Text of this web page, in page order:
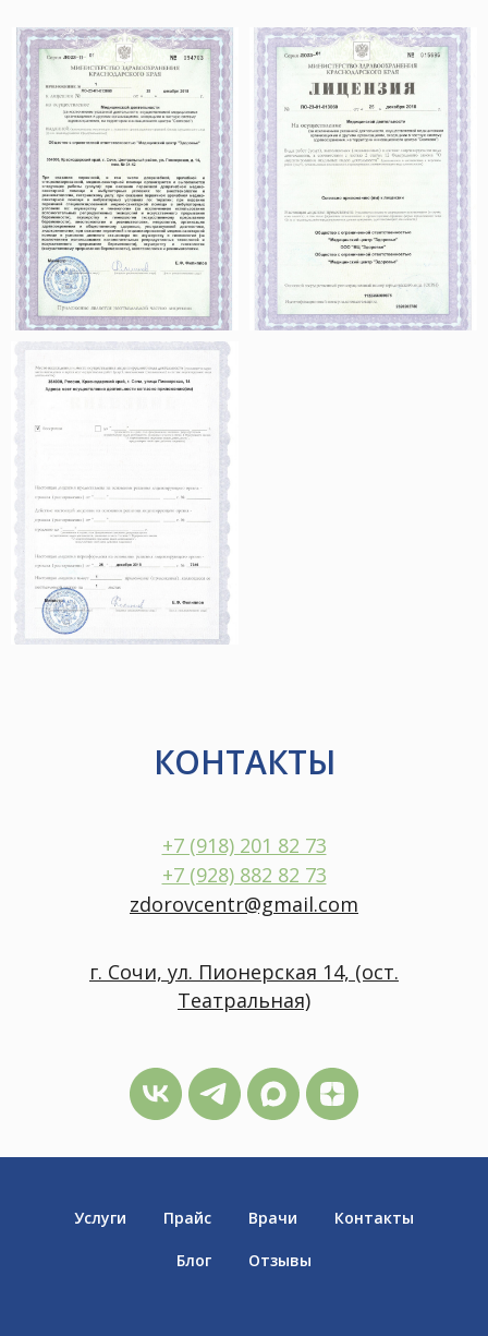
КОНТАКТЫ
+7 (918) 201 82 73
+7 (928) 882 82 73
zdorovcentr@gmail.com
г. Сочи, ул. Пионерская 14, (ост.
Театральная)
Услуги Прайс Врачи Контакты
Блог Отзывы